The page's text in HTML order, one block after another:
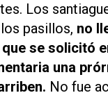
Los
pasillos, no
se solicitó
una
No fue